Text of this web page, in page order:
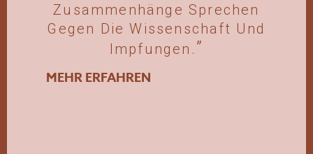
Zusammenhänge Sprechen
Gegen Die Wissenschaft Und
Impfungen.
MEHR ERFAHREN